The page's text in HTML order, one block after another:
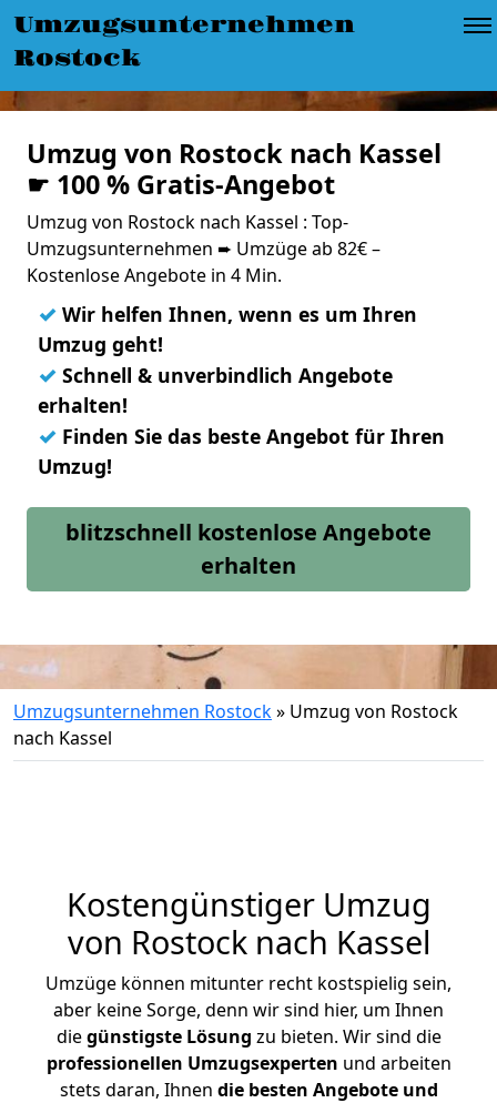
Umzugsunternehmen
Rostock
Umzug von Rostock nach Kassel
☛ 100 % Gratis-Angebot
Umzug von Rostock nach Kassel : Top-
Umzugsunternehmen ➨ Umzüge ab 82€ –
Kostenlose Angebote in 4 Min.
✓ Wir helfen Ihnen, wenn es um Ihren
Umzug geht!
✓ Schnell & unverbindlich Angebote
erhalten!
✓ Finden Sie das beste Angebot für Ihren
Umzug!
blitzschnell kostenlose Angebote
erhalten
Umzugsunternehmen Rostock» Umzug von Rostock
nach Kassel
Kostengünstiger Umzug
von Rostock nach Kassel
Umzüge können mitunter recht kostspielig sein,
aber keine Sorge, denn wir sind hier, um Ihnen
diegünstigste Lösung zu bieten. Wir sind die
professionellen Umzugsexperten und arbeiten
stets daran, Ihnen die besten Angebote und